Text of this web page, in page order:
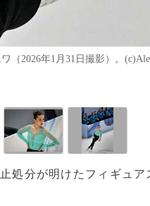
2026年1月31日撮影）。
処分が明けたフィギュ